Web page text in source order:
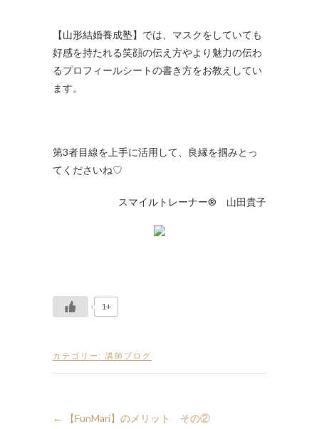
【山形結婚養成塾】では、マスクをしていても
好感を持たれる笑顔の伝え方やより魅力の伝わ
るプロフィールシートの書き方をお教えしてい
ます。
第3者目線を上手に活用して、良縁を掴みとっ
てくださいね♡
スマイルトレーナー® 山田貴子
1+
カテゴリー: 講師ブログ
← 【FunMari】のメリット その②